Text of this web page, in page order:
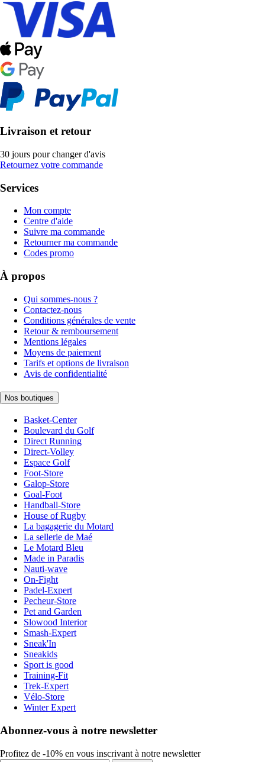
Livraison et retour
30 jours pour changer d'avis
Retournez votre commande
Services
Mon compte
Centre d'aide
Suivre ma commande
Retourner ma commande
Codes promo
À propos
Qui sommes-nous ?
Contactez-nous
Conditions générales de vente
Retour & remboursement
Mentions légales
Moyens de paiement
Tarifs et options de livraison
Avis de confidentialité
Nos boutiques
Basket-Center
Boulevard du Golf
Direct Running
Direct-Volley
Espace Golf
Foot-Store
Galop-Store
Goal-Foot
Handball-Store
House of Rugby
La bagagerie du Motard
La sellerie de Maé
Le Motard Bleu
Made in Paradis
Nauti-wave
On-Fight
Padel-Expert
Pecheur-Store
Pet and Garden
Slowood Interior
Smash-Expert
Sneak'In
Sneakids
Sport is good
Training-Fit
Trek-Expert
Vélo-Store
Winter Expert
Abonnez-vous à notre newsletter
Profitez de -10% en vous inscrivant à notre newsletter